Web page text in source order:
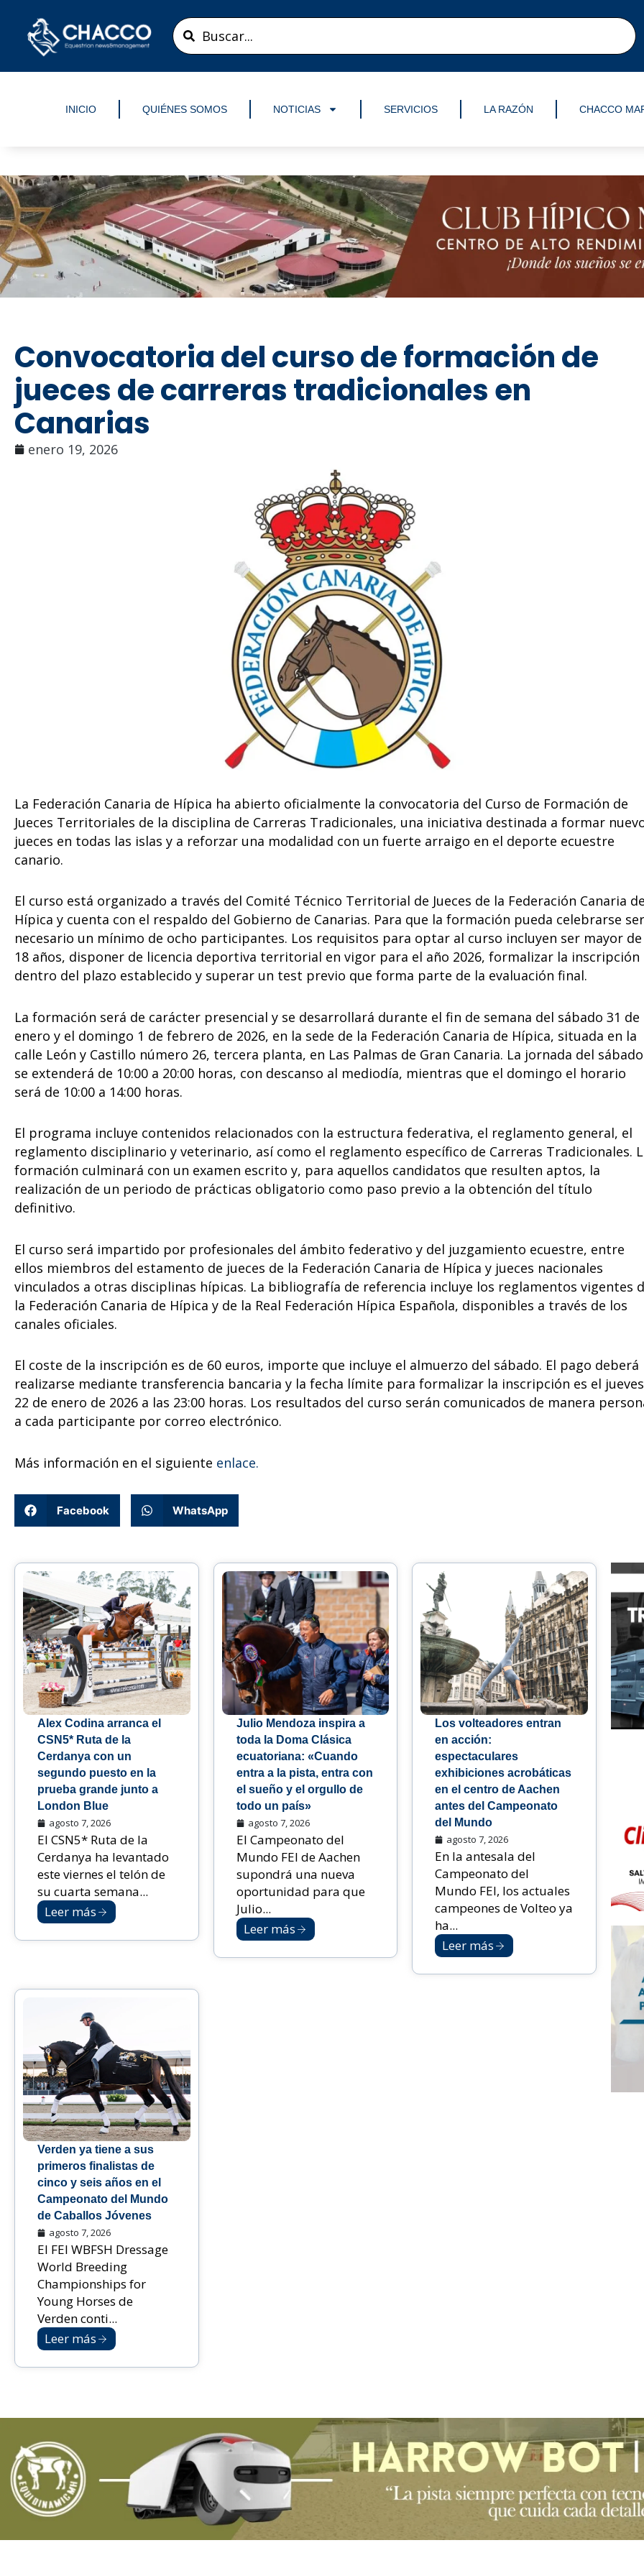
contenido
Search
...
INICIO QUIÉNES SOMOS NOTICIAS SERVICIOS LA RAZÓN CHACCO
Convocatoria del curso de formación de
jueces de carreras tradicionales en
Canarias
enero 19, 2026
La Federación Canaria de Hípica ha abierto oficialmente la convocatoria del Curso de Formación de
Jueces Territoriales de la disciplina de Carreras Tradicionales, una iniciativa destinada a formar
jueces en todas las islas y a reforzar una modalidad con un fuerte arraigo en el deporte ecuestre
canario.
El curso está organizado a través del Comité Técnico Territorial de Jueces de la Federación Canaria
Hípica y cuenta con el respaldo del Gobierno de Canarias. Para que la formación pueda celebrarse
necesario un mínimo de ocho participantes. Los requisitos para optar al curso incluyen ser mayor de
18 años, disponer de licencia deportiva territorial en vigor para el año 2026, formalizar la inscripción
dentro del plazo establecido y superar un test previo que forma parte de la evaluación final.
La formación será de carácter presencial y se desarrollará durante el fin de semana del sábado 31 de
enero y el domingo 1 de febrero de 2026, en la sede de la Federación Canaria de Hípica, situada en la
calle León y Castillo número 26, tercera planta, en Las Palmas de Gran Canaria. La jornada del sábado
se extenderá de 10:00 a 20:00 horas, con descanso al mediodía, mientras que el domingo el horario
será de 10:00 a 14:00 horas.
El programa incluye contenidos relacionados con la estructura federativa, el reglamento general, el
reglamento disciplinario y veterinario, así como el reglamento específico de Carreras Tradicionales.
formación culminará con un examen escrito y, para aquellos candidatos que resulten aptos, la
realización de un periodo de prácticas obligatorio como paso previo a la obtención del título
definitivo.
El curso será impartido por profesionales del ámbito federativo y del juzgamiento ecuestre, entre
ellos miembros del estamento de jueces de la Federación Canaria de Hípica y jueces nacionales
vinculados a otras disciplinas hípicas. La bibliografía de referencia incluye los reglamentos vigentes
la Federación Canaria de Hípica y de la Real Federación Hípica Española, disponibles a través de los
canales oficiales.
El coste de la inscripción es de 60 euros, importe que incluye el almuerzo del sábado. El pago deberá
realizarse mediante transferencia bancaria y la fecha límite para formalizar la inscripción es el jueves
22 de enero de 2026 a las 23:00 horas. Los resultados del curso serán comunicados de manera
a cada participante por correo electrónico.
Más información en el siguiente enlace.
Facebook WhatsApp
Alex Codina arranca el
CSN5* Ruta de la
Cerdanya con un
segundo puesto en la
prueba grande junto a
London Blue
agosto 7, 2026
El CSN5* Ruta de la
Cerdanya ha levantado
este viernes el telón de
su cuarta semana...
Leer más
Julio Mendoza inspira a
toda la Doma Clásica
ecuatoriana: «Cuando
entra a la pista, entra con
el sueño y el orgullo de
todo un país»
agosto 7, 2026
El Campeonato del
Mundo FEI de Aachen
supondrá una nueva
oportunidad para que
Julio...
Leer más
Los volteadores entran
en acción:
espectaculares
exhibiciones acrobáticas
en el centro de Aachen
antes del Campeonato
del Mundo
agosto 7, 2026
En la antesala del
Campeonato del
Mundo FEI, los actuales
campeones de Volteo ya
ha...
Leer más
Verden ya tiene a sus
primeros finalistas de
cinco y seis años en el
Campeonato del Mundo
de Caballos Jóvenes
agosto 7, 2026
El FEI WBFSH Dressage
World Breeding
Championships for
Young Horses de
Verden conti...
Leer más